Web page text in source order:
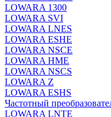
LOWARA 1300
LOWARA SVI
LOWARA LNES
LOWARA ESHE
LOWARA NSCE
LOWARA HME
LOWARA NSCS
LOWARA Z
LOWARA ESHS
Частотный
LOWARA LNTE